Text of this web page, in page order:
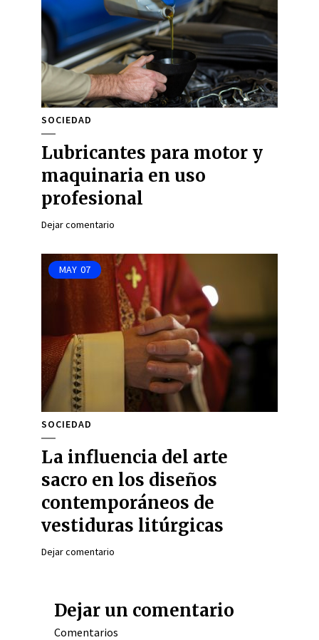
SOCIEDAD
Lubricantes para motor y
maquinaria en uso
profesional
Dejar comentario
MAY 07
SOCIEDAD
La influencia del arte
sacro en los diseños
contemporáneos de
vestiduras litúrgicas
Dejar comentario
Dejar un comentario
Comentarios